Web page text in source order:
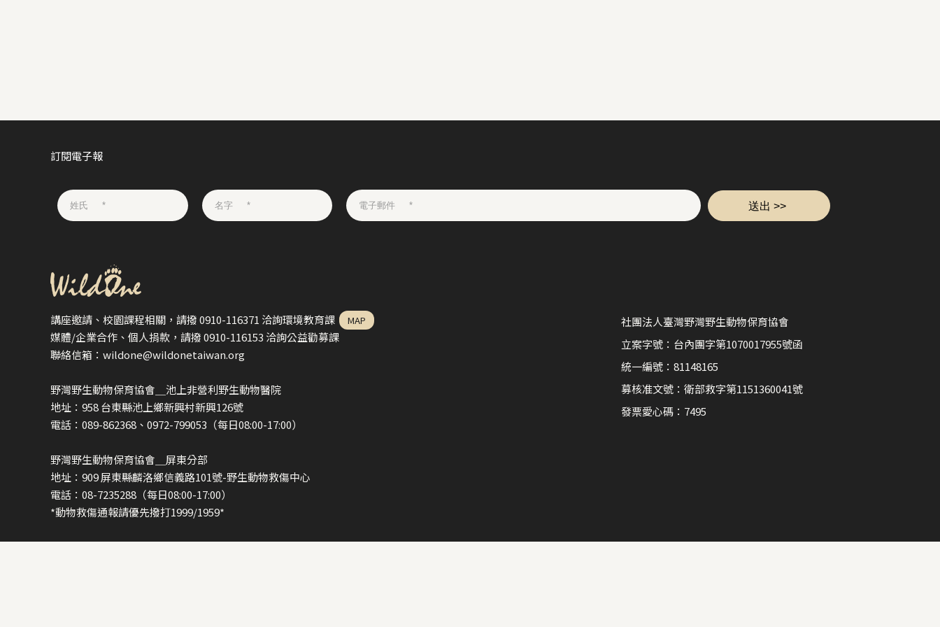
訂閱電子報
講座邀請、校園課程相關，請撥 0910-116371 洽詢環境教育課
媒體/企業合作、個人捐款，請撥 0910-116153 洽詢公益勸募課
聯絡信箱：wildone@wildonetaiwan.org
野灣野生動物保育協會＿池上非營利野生動物醫院
地址：958 台東縣池上鄉新興村新興126號
電話：089-862368、0972-799053（每日08:00-17:00）
野灣野生動物保育協會＿屏東分部
地址：909 屏東縣麟洛鄉信義路101號-野生動物救傷中心
電話：08-7235288（每日08:00-17:00）
*動物救傷通報請優先撥打1999/1959*
MAP
社團法人臺灣野灣野生動物保育協會
立案字號：台內團字第1070017955號函
統一編號：81148165
募核准文號：衛部救字第1151360041號
發票愛心碼：7495